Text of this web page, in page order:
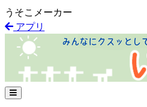
うそこメーカー
アプリ